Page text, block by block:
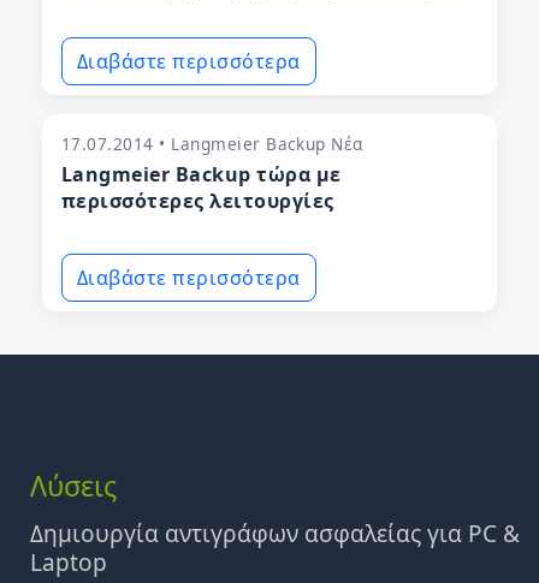
Διαβάστε περισσότερα
17.07.2014 • Langmeier Backup Νέα
Langmeier Backup τώρα με
περισσότερες λειτουργίες
Διαβάστε περισσότερα
Λύσεις
Δημιουργία αντιγράφων ασφαλείας για PC &
Laptop